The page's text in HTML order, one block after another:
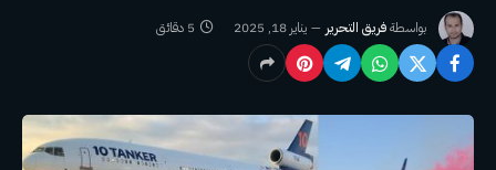
بواسطةفريق التحرير يناير 18, 2025 5 دقائق